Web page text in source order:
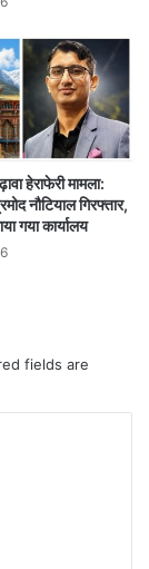
हेराफेरी मामला:
नौटियाल गिरफ्तार,
गया कार्यालय
fields are